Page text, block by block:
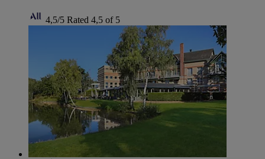
4,5/5 Rated 4,5 of 5